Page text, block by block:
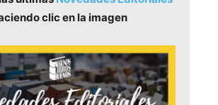
clic en la imagen